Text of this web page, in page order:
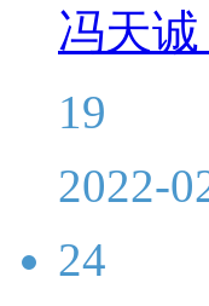
冯天
19
2022-
24